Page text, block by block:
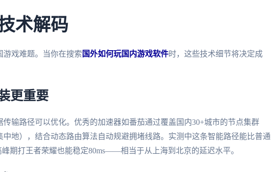
术解码
游戏难题。当你在搜索 国外如何玩国内游戏软件时，这些技术细节将决定成
更重要
输路径可以优化。优秀的加速器如番茄通过覆盖国内30+城市的节点集群
中地），结合动态路由算法自动规避拥堵线路。实测中这条智能路径能比普通
峰期打王者荣耀也能稳定80ms——相当于从上海到北京的延迟水平。